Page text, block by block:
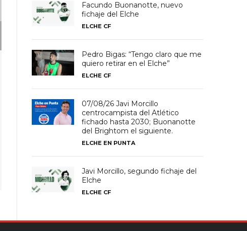
Facundo Buonanotte, nuevo
fichaje del Elche
ELCHE CF
Pedro Bigas: “Tengo claro que me
quiero retirar en el Elche”
ELCHE CF
07/08/26 Javi Morcillo
centrocampista del Atlético
fichado hasta 2030; Buonanotte
del Brightom el siguiente.
ELCHE EN PUNTA
Javi Morcillo, segundo fichaje del
Elche
ELCHE CF